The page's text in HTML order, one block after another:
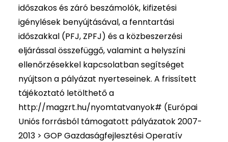
időszakos és záró beszámolók, kifizetési
igénylések benyújtásával, a fenntartási
időszakkal (PFJ, ZPFJ) és a közbeszerzési
eljárással összefüggő, valamint a helyszíni
ellenőrzésekkel kapcsolatban segítséget
nyújtson a pályázat nyerteseinek. A frissített
tájékoztató letölthető a
http://magzrt.hu/nyomtatvanyok# (Európai
Uniós forrásból támogatott pályázatok 2007-
2013 > GOP Gazdaságfejlesztési Operatív